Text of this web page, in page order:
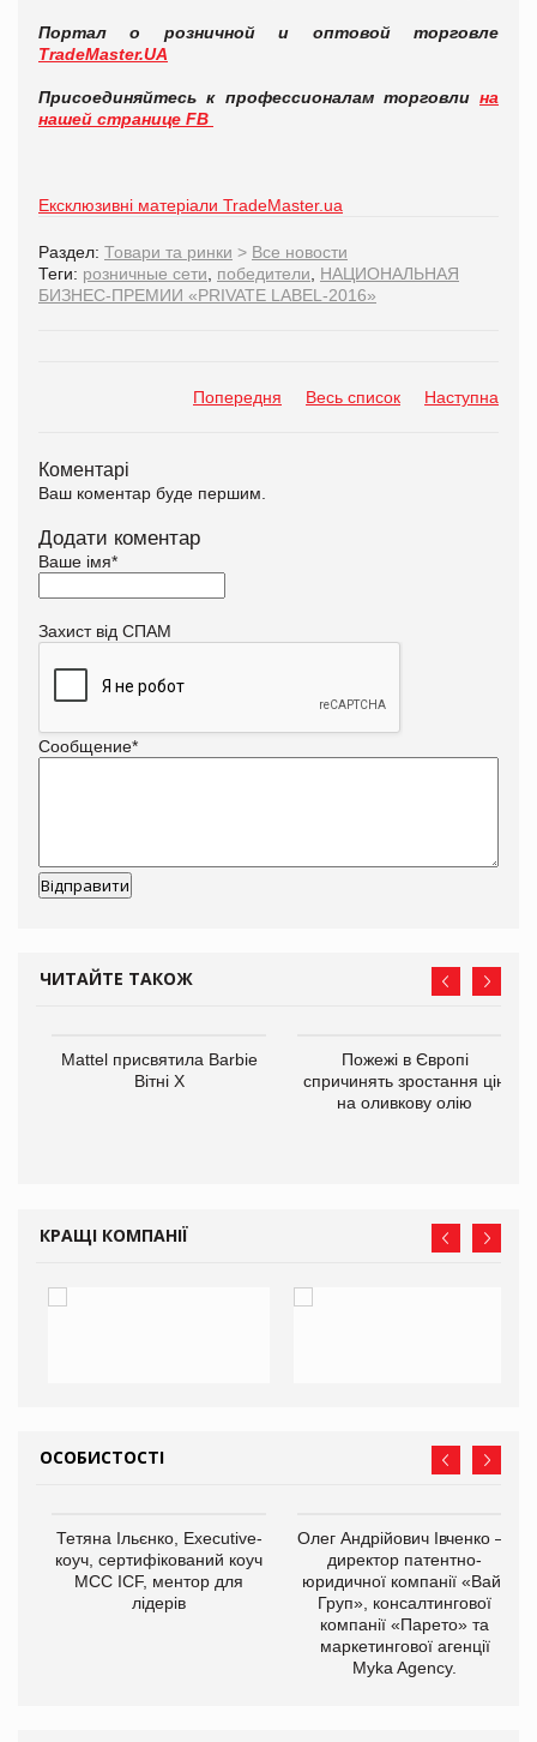
Портал о розничной и оптовой торговле
TradeMaster.UA
Присоединяйтесь к профессионалам торговли на
нашей странице FB
Ексклюзивні матеріали TradeMaster.ua
Раздел: Товари та ринки > Все новости
Теги: розничные сети победители
НАЦИОНАЛЬНАЯ
БИЗНЕС-ПРЕМИИ «PRIVATE LABEL-2016»
Попередня Весь список Наступна
Коментарі
Ваш коментар буде першим.
Додати коментар
Ваше імя*
Захист від СПАМ
Сообщение*
ЧИТАЙТЕ ТАКОЖ
Mattel присвятила Barbie
Вітні Х
Пожежі в Європі
спричинять зростання цін
на оливкову олію
КРАЩІ КОМПАНІЇ
ОСОБИСТОСТІ
Тетяна Ільєнко, Executive-
коуч, сертифікований коуч
МСС ICF, ментор для
лідерів
Олег Андрійович Івченко —
директор патентно-
юридичної компанії «Вайз
Груп», консалтингової
компанії «Парето» та
маркетингової агенції
Myka Agency.